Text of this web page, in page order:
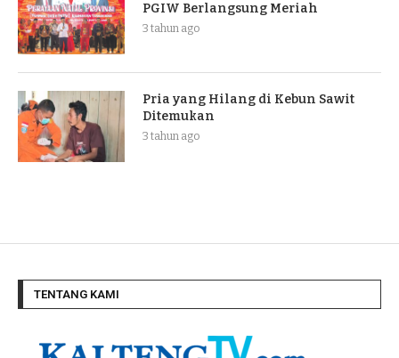
PGIW Berlangsung Meriah
3 tahun ago
Pria yang Hilang di Kebun Sawit
Ditemukan
3 tahun ago
TENTANG KAMI